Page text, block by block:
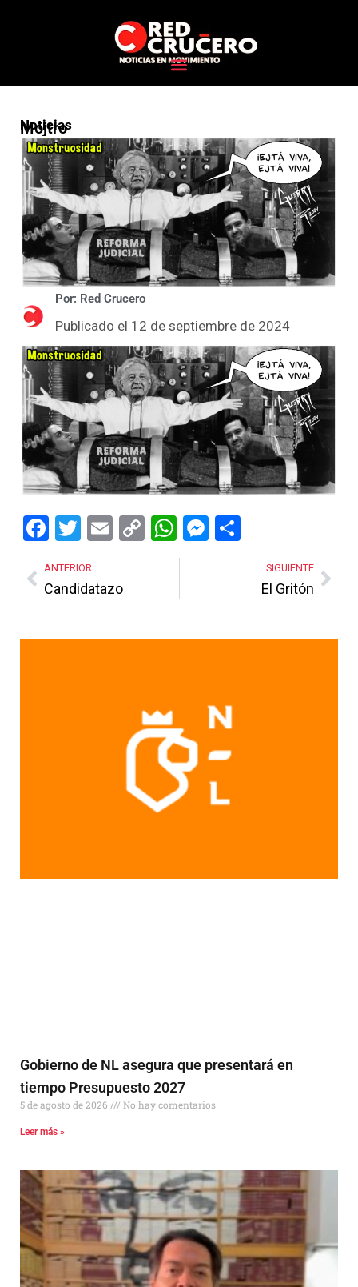
Noticias
Mojtro
Por: Red Crucero
Publicado el 12 de septiembre de 2024
Facebook
Twitter
EmailCopy
Link
WhatsApp
Messenger
ANTERIOR
Candidatazo
SIGUIENTE
El Gritón
Gobierno de NL asegura que presentará en
tiempo Presupuesto 2027
5 de agosto de 2026 No hay comentarios
Leer más »